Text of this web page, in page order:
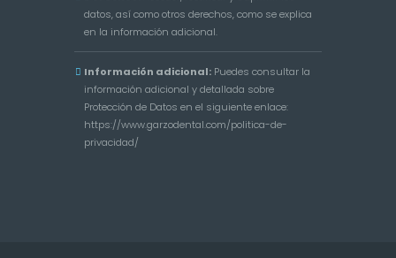
datos, así como otros derechos, como se explica
en la información adicional.
Información adicional: Puedes consultar la
información adicional y detallada sobre
Protección de Datos en el siguiente enlace:
https://www.garzodental.com/politica-de-
privacidad/